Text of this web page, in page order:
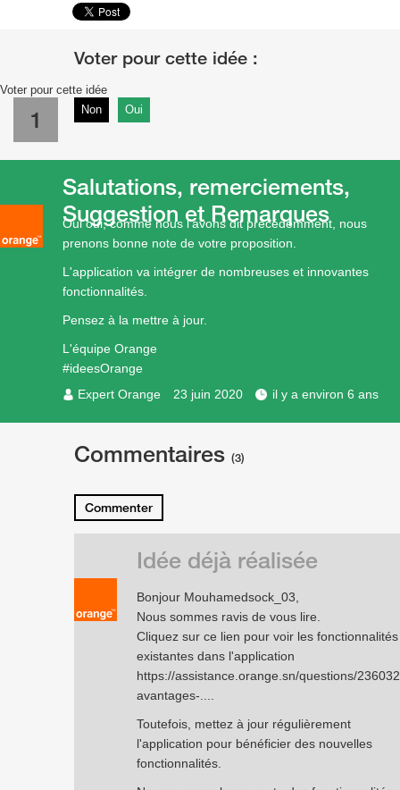
Voter pour cette idée
1 Non Oui
Oui oui, comme nous l'avons dit précédemment, nous
prenons bonne note de votre proposition.
L'application va intégrer de nombreuses et innovantes
fonctionnalités.
Pensez à la mettre à jour.
L'équipe Orange
#ideesOrange
Expert Orange
23 juin 2020 il y a environ 6 ans
Salutations, remerciements,
Suggestion et Remarques
Commentaires (3)
Commenter
Bonjour Mouhamedsock_03,
Nous sommes ravis de vous lire.
Cliquez sur ce lien pour voir les fonctionnalités
existantes dans l'application
https://assistance.orange.sn/questions/
avantages-...
Toutefois, mettez à jour régulièrement
l'application pour bénéficier des nouvelles
fonctionnalités.
Idée déjà réalisée